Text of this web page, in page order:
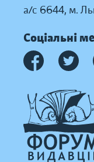
а/с 6644, м.
Соціальні